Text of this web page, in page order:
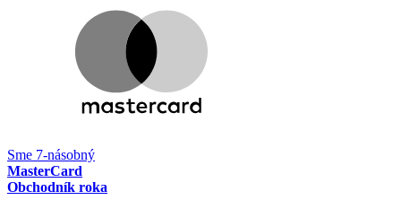
Sme 7-násobný
MasterCard
Obchodník roka